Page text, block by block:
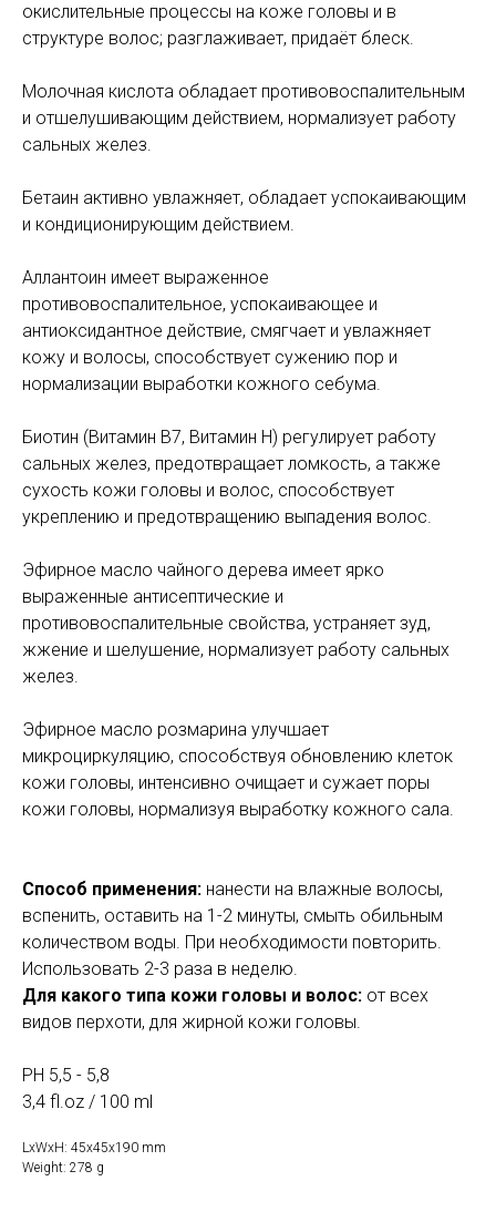
окислительные процессы на коже головы и в
структуре волос; разглаживает, придаёт блеск.
Молочная кислота обладает противовоспалительным
и отшелушивающим действием, нормализует работу
сальных желез.
Бетаин активно увлажняет, обладает успокаивающим
и кондиционирующим действием.
Аллантоин имеет выраженное
противовоспалительное, успокаивающее и
антиоксидантное действие, смягчает и увлажняет
кожу и волосы, способствует сужению пор и
нормализации выработки кожного себума.
Биотин (Витамин B7, Витамин H) регулирует работу
сальных желез, предотвращает ломкость, а также
сухость кожи головы и волос, способствует
укреплению и предотвращению выпадения волос.
Эфирное масло чайного дерева имеет ярко
выраженные антисептические и
противовоспалительные свойства, устраняет зуд,
жжение и шелушение, нормализует работу сальных
желез.
Эфирное масло розмарина улучшает
микроциркуляцию, способствуя обновлению клеток
кожи головы, интенсивно очищает и сужает поры
кожи головы, нормализуя выработку кожного сала.
Способ применения: нанести на влажные волосы,
вспенить, оставить на 1-2 минуты, смыть обильным
количеством воды. При необходимости повторить.
Использовать 2-3 раза в неделю.
Для какого типа кожи головы и волос: от всех
видов перхоти, для жирной кожи головы.
РН 5,5 - 5,8
3,4 fl.oz / 100 ml
LxWxH: 45x45x190 mm
Weight: 278 g